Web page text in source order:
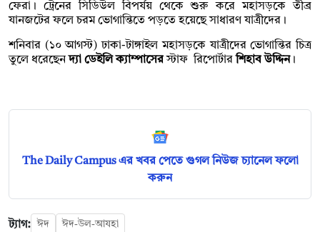
ফেরা। ট্রেনের সিডিউল বিপর্যয় থেকে শুরু করে মহাসড়কে তীব্র
যানজটের ফলে চরম ভোগান্তিতে পড়তে হয়েছে সাধারণ যাত্রীদের।
শনিবার (১০ আগস্ট) ঢাকা-টাঙ্গাইল মহাসড়কে যাত্রীদের ভোগান্তির চিত্র
তুলে ধরেছেনদ্যা ডেইলি ক্যাম্পাসেরস্টাফ রিপোর্টারশিহাব উদ্দিন।
The Daily Campus এর খবর পেতে গুগল নিউজ চ্যানেল ফলো
করুন
ট্যাগ: ঈদ ঈদ-উল-আযহা